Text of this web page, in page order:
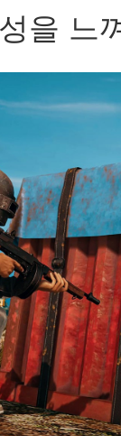
을 느